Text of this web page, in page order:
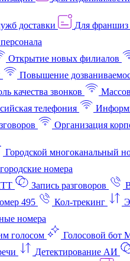
доставки Для франшиз
Открытие новых филиалов
Повышение
качества звонков
телефония
Организация
Городской многоканальный
номера
Запись разговоров
495 Кол-трекинг
номера
голосом Голосовой бот
Детектирование АИ